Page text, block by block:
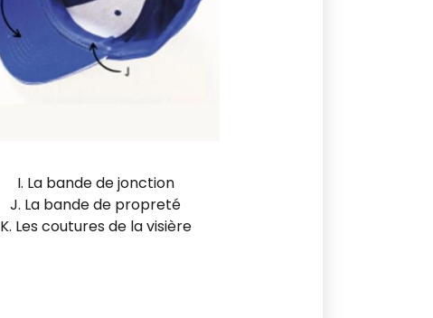
I. La bande de jonction
J. La bande de propreté
K. Les coutures de la visière